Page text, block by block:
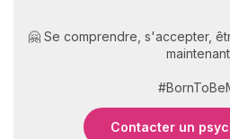
🤗 Se comprendre, s'accepter,
Contacter un